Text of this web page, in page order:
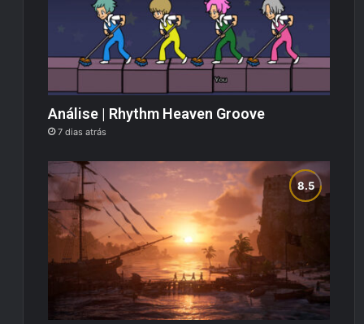
Análise | Rhythm Heaven Groove
7 dias atrás